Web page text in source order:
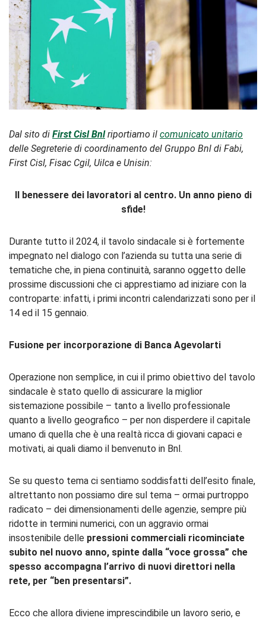
Dal sito di First Cisl Bnlriportiamo il comunicato unitario
delle Segreterie di coordinamento del Gruppo Bnl di Fabi,
First Cisl, Fisac Cgil, Uilca e Unisin:
Il benessere dei lavoratori al centro. Un anno pieno di
sfide!
Durante tutto il 2024, il tavolo sindacale si è fortemente
impegnato nel dialogo con l’azienda su tutta una serie di
tematiche che, in piena continuità, saranno oggetto delle
prossime discussioni che ci apprestiamo ad iniziare con la
controparte: infatti, i primi incontri calendarizzati sono per il
14 ed il 15 gennaio.
Fusione per incorporazione di Banca Agevolarti
Operazione non semplice, in cui il primo obiettivo del tavolo
sindacale è stato quello di assicurare la miglior
sistemazione possibile – tanto a livello professionale
quanto a livello geografico – per non disperdere il capitale
umano di quella che è una realtà ricca di giovani capaci e
motivati, ai quali diamo il benvenuto in Bnl.
Se su questo tema ci sentiamo soddisfatti dell’esito finale,
altrettanto non possiamo dire sul tema – ormai purtroppo
radicato – dei dimensionamenti delle agenzie, sempre più
ridotte in termini numerici, con un aggravio ormai
insostenibile delle pressioni commerciali ricominciate
subito nel nuovo anno, spinte dalla “voce grossa” che
spesso accompagna l’arrivo di nuovi direttori nella
rete, per “ben presentarsi”.
Ecco che allora diviene imprescindibile un lavoro serio, e